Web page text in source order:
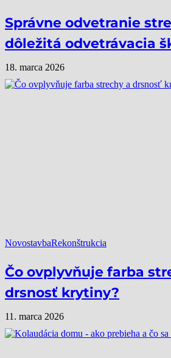
Správne odvetranie
dôležitá odvetrávacia
18. marca 2026
NovostavbaRekonštrukcia
Čo ovplyvňuje farba
drsnosť krytiny?
11. marca 2026